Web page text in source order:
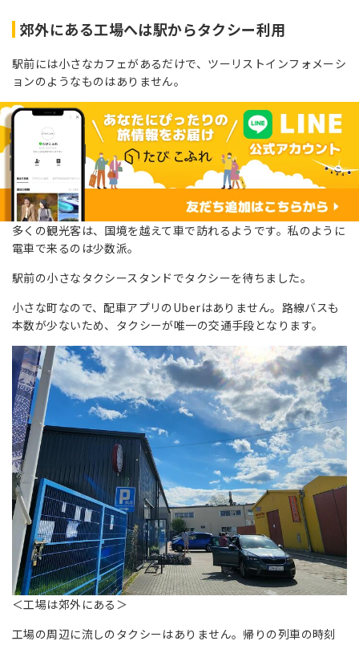
郊外にある工場へは駅からタクシー利用
駅前には小さなカフェがあるだけで、ツーリストインフォメーシ
ョンのようなものはありません。
多くの観光客は、国境を越えて車で訪れるようです。私のように
電車で来るのは少数派。
駅前の小さなタクシースタンドでタクシーを待ちました。
小さな町なので、配車アプリのUberはありません。路線バスも
本数が少ないため、タクシーが唯一の交通手段となります。
＜工場は郊外にある＞
工場の周辺に流しのタクシーはありません。帰りの列車の時刻